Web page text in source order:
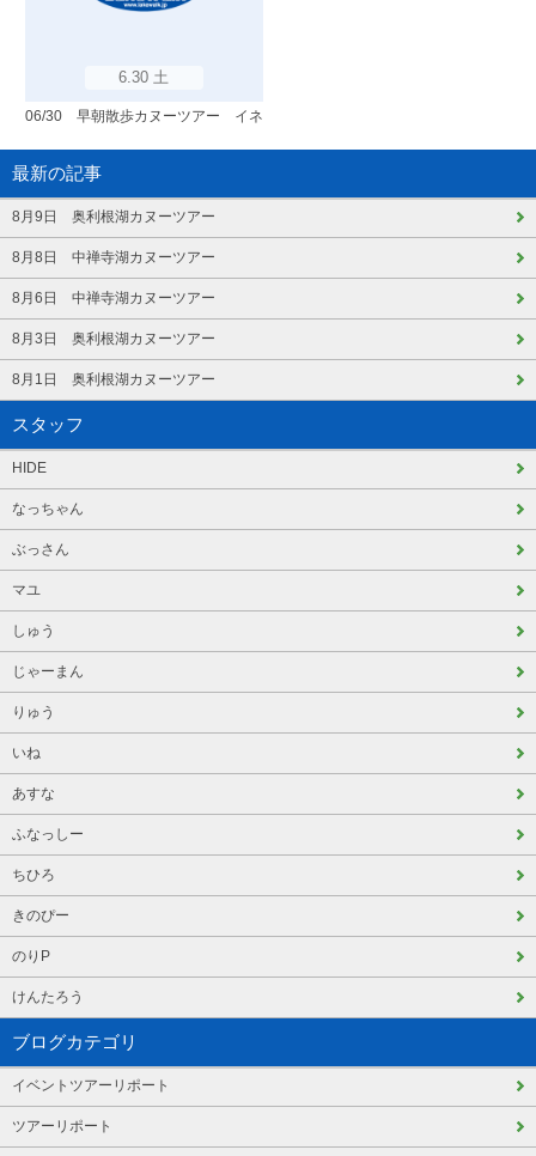
6.30 土
06/30 早朝散歩カヌーツアー イネ
最新の記事
8月9日 奥利根湖カヌーツアー
8月8日 中禅寺湖カヌーツアー
8月6日 中禅寺湖カヌーツアー
8月3日 奥利根湖カヌーツアー
8月1日 奥利根湖カヌーツアー
スタッフ
HIDE
なっちゃん
ぶっさん
マユ
しゅう
じゃーまん
りゅう
いね
あすな
ふなっしー
ちひろ
きのぴー
のりP
けんたろう
ブログカテゴリ
イベントツアーリポート
ツアーリポート